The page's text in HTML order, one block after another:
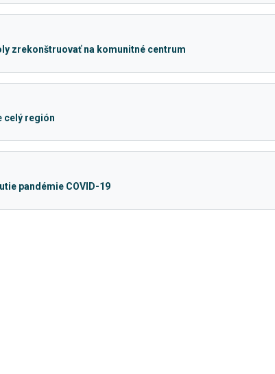
zrekonštruovať na komunitné centrum
celý región
pandémie COVID-19